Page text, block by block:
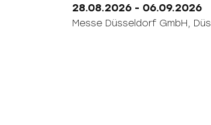
28.08.2026 - 06.09.2026
Messe Düsseldorf GmbH,